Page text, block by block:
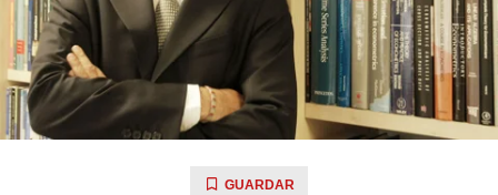
GUARDAR